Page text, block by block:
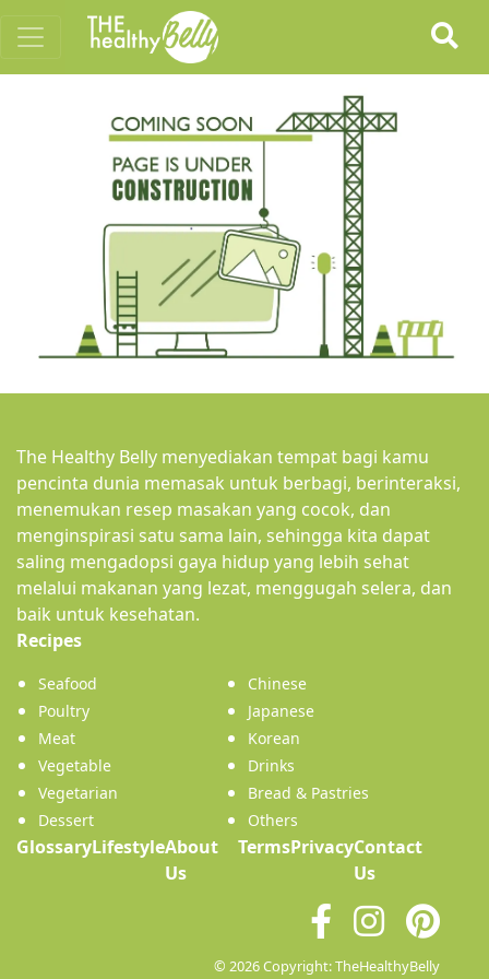
The Healthy Belly menyediakan tempat bagi kamu
pencinta dunia memasak untuk berbagi, berinteraksi,
menemukan resep masakan yang cocok, dan
menginspirasi satu sama lain, sehingga kita dapat
saling mengadopsi gaya hidup yang lebih sehat
melalui makanan yang lezat, menggugah selera, dan
baik untuk kesehatan.
Recipes(current)
Seafood
Poultry
Meat
Vegetable
Vegetarian
Dessert
Chinese
Japanese
Korean
Drinks
Bread & Pastries
Others
GlossaryLifestyleAbout
Us(current)
TermsPrivacyContact
Us
© 2026 Copyright: TheHealthyBelly